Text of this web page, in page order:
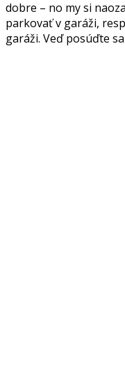
dobre – no my si
parkovať v garáži,
garáži. Veď posúďte